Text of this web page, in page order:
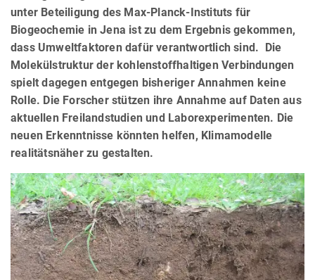
unter Beteiligung des Max-Planck-Instituts für
Biogeochemie in Jena ist zu dem Ergebnis gekommen,
dass Umweltfaktoren dafür verantwortlich sind. Die
Molekülstruktur der kohlenstoffhaltigen Verbindungen
spielt dagegen entgegen bisheriger Annahmen keine
Rolle. Die Forscher stützen ihre Annahme auf Daten aus
aktuellen Freilandstudien und Laborexperimenten. Die
neuen Erkenntnisse könnten helfen, Klimamodelle
realitätsnäher zu gestalten.